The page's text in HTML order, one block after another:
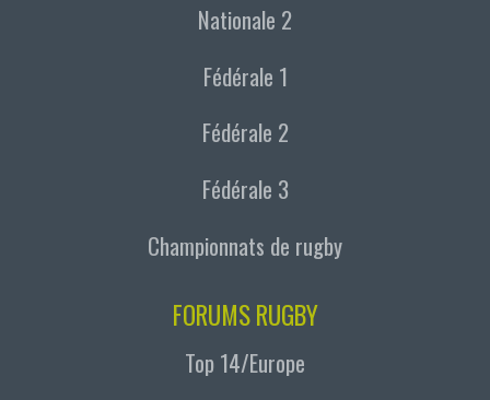
Nationale 2
Fédérale 1
Fédérale 2
Fédérale 3
Championnats de rugby
FORUMS RUGBY
Top 14/Europe